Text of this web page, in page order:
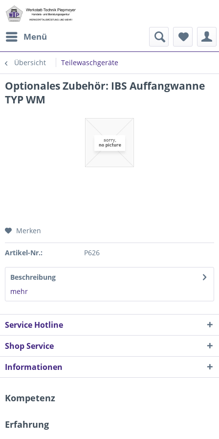
Menü
Übersicht Teilewaschgeräte
Optionales Zubehör: IBS Auffangwanne
TYP WM
Merken
Artikel-Nr.: P626
Beschreibung
mehr
Service Hotline
Shop Service
Informationen
Kompetenz
Erfahrung